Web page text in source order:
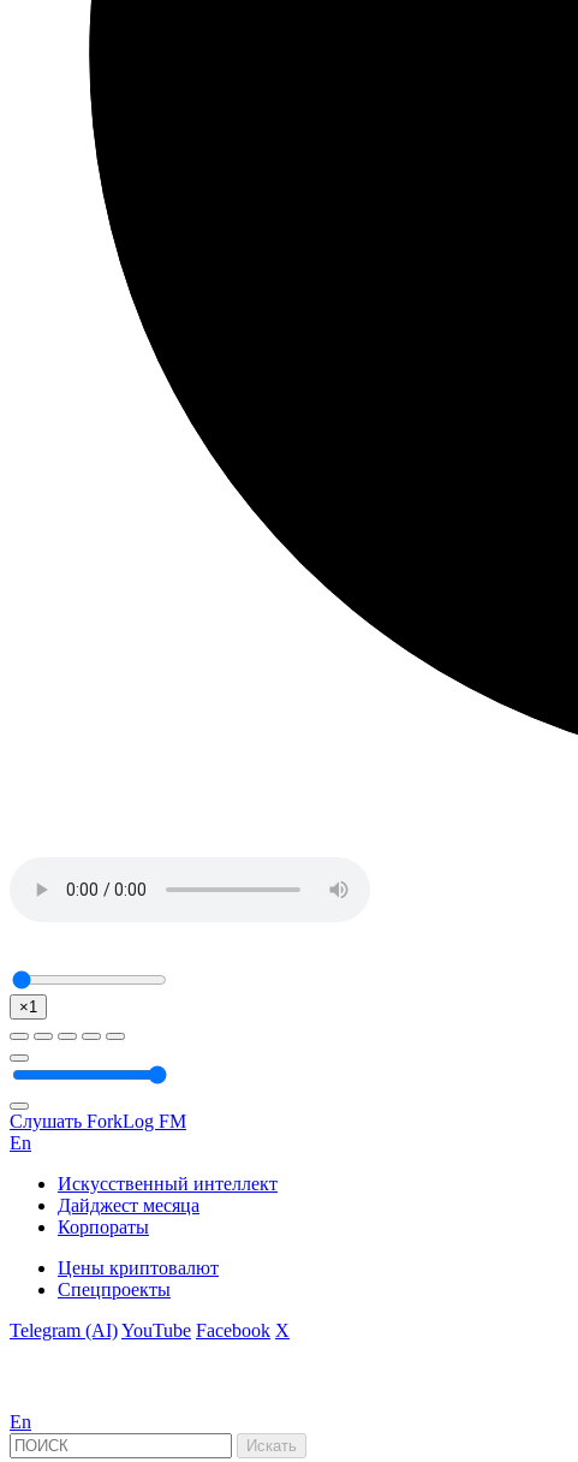
×1
Слушать ForkLog FM
En
Искусственный интеллект
Дайджест месяца
Корпораты
Цены криптовалют
Спецпроекты
Telegram (AI)YouTube Facebook X
En